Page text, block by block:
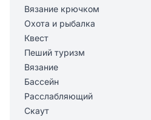
Вязание крючком
Охота и рыбалка
Квест
Пеший туризм
Вязание
Бассейн
Расслабляющий
Скаут